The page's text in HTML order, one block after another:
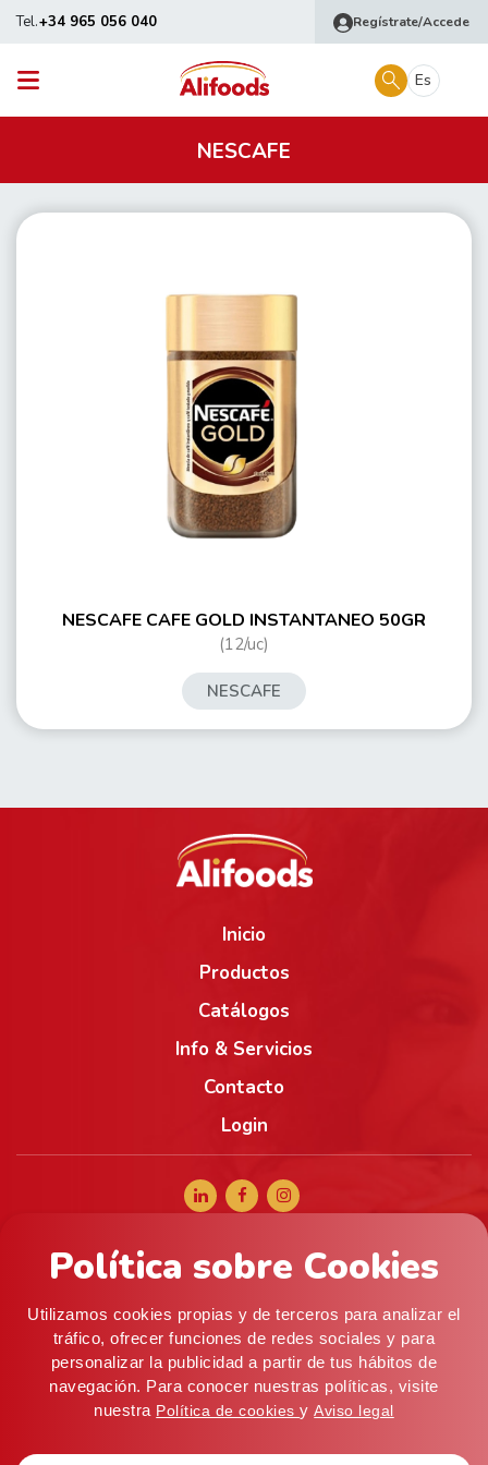
Política sobre Cookies
Utilizamos cookies propias y de terceros para analizar el
tráfico, ofrecer funciones de redes sociales y para
personalizar la publicidad a partir de tus hábitos de
navegación. Para conocer nuestras políticas, visite
nuestra Política de cookiesyAviso legal
Tel.+34 965 056 040 Regístrate/Accede
Es
NESCAFE
NESCAFE CAFE GOLD INSTANTANEO 50GR
(12/uc)
NESCAFE
Inicio
Productos
Catálogos
Info & Servicios
Contacto
Login
+34 965 056 040
C/ Artes Graficas, 5, 03008 Alicante (ESPAÑA) ·
Almacén: c/ Mistral, 9 (P. I. Pla de la Vallonga), 03006
Alicante